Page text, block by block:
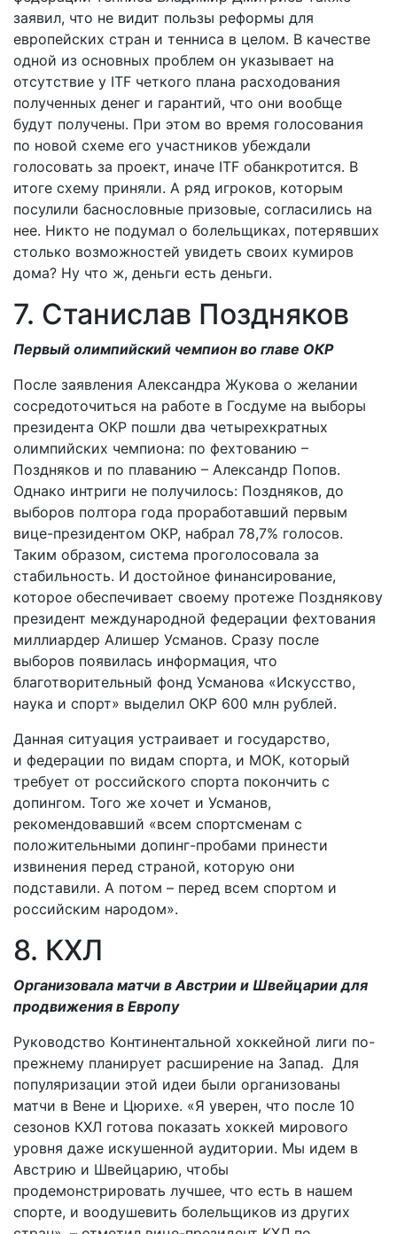
заявил, что не видит пользы реформы для
европейских стран и тенниса в целом. В качестве
одной из основных проблем он указывает на
отсутствие у ITF четкого плана расходования
полученных денег и гарантий, что они вообще
будут получены. При этом во время голосования
по новой схеме его участников убеждали
голосовать за проект, иначе ITF обанкротится. В
итоге схему приняли. А ряд игроков, которым
посулили баснословные призовые, согласились на
нее. Никто не подумал о болельщиках, потерявших
столько возможностей увидеть своих кумиров
дома? Ну что ж, деньги есть деньги.
7. Станислав Поздняков
Первый олимпийский чемпион во главе ОКР
После заявления Александра Жукова о желании
сосредоточиться на работе в Госдуме на выборы
президента ОКР пошли два четырехкратных
олимпийских чемпиона: по фехтованию –
Поздняков и по плаванию – Александр Попов.
Однако интриги не получилось: Поздняков, до
выборов полтора года проработавший первым
вице-президентом ОКР, набрал 78,7% голосов.
Таким образом, система проголосовала за
стабильность. И достойное финансирование,
которое обеспечивает своему протеже Позднякову
президент международной федерации фехтования
миллиардер Алишер Усманов. Сразу после
выборов появилась информация, что
благотворительный фонд Усманова «Искусство,
наука и спорт» выделил ОКР 600 млн рублей.
Данная ситуация устраивает и государство,
и федерации по видам спорта, и МОК, который
требует от российского спорта покончить с
допингом. Того же хочет и Усманов,
рекомендовавший «всем спортсменам с
положительными допинг-пробами принести
извинения перед страной, которую они
подставили. А потом – перед всем спортом и
российским народом».
8. КХЛ
Организовала матчи в Австрии и Швейцарии для
продвижения в Европу
Руководство Континентальной хоккейной лиги по-
прежнему планирует расширение на Запад. Для
популяризации этой идеи были организованы
матчи в Вене и Цюрихе. «Я уверен, что после 10
сезонов КХЛ готова показать хоккей мирового
уровня даже искушенной аудитории. Мы идем в
Австрию и Швейцарию, чтобы
продемонстрировать лучшее, что есть в нашем
спорте, и воодушевить болельщиков из других